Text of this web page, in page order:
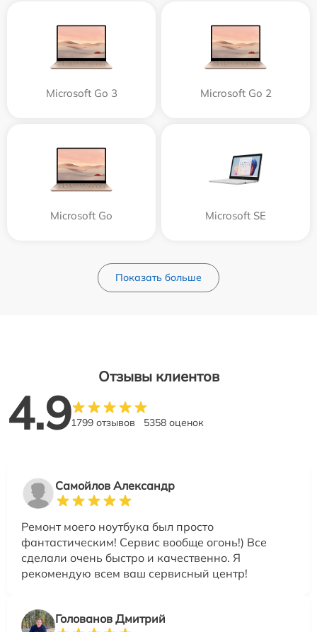
Microsoft Go 3 Microsoft Go 2
Microsoft Go Microsoft SE
Показать больше
Отзывы клиентов
4.91799 отзывов 5358 оценок
Самойлов Александр
Ремонт моего ноутбука был просто
фантастическим! Сервис вообще огонь!) Все
сделали очень быстро и качественно. Я
рекомендую всем ваш сервисный центр!
Голованов Дмитрий